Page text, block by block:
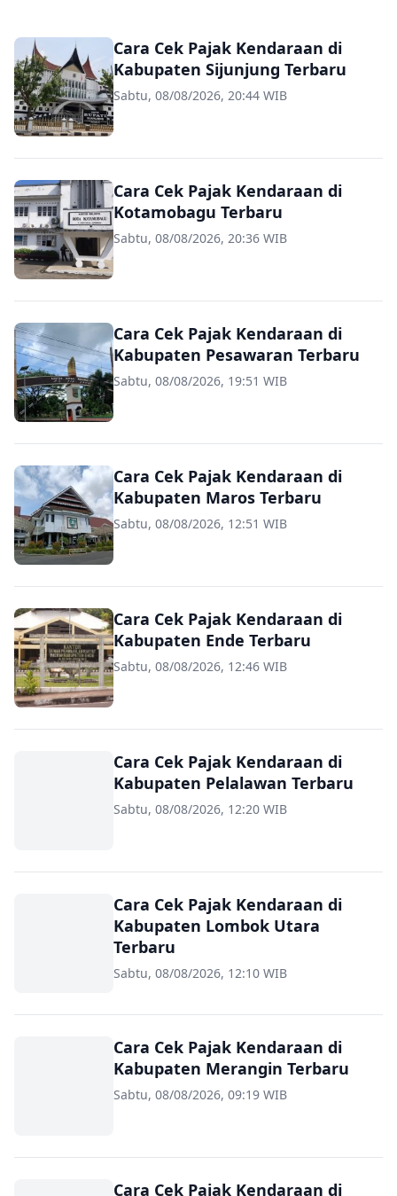
Cara Cek Pajak Kendaraan di
Kabupaten Sijunjung Terbaru
Sabtu, 08/08/2026, 20:44 WIB
Cara Cek Pajak Kendaraan di
Kotamobagu Terbaru
Sabtu, 08/08/2026, 20:36 WIB
Cara Cek Pajak Kendaraan di
Kabupaten Pesawaran Terbaru
Sabtu, 08/08/2026, 19:51 WIB
Cara Cek Pajak Kendaraan di
Kabupaten Maros Terbaru
Sabtu, 08/08/2026, 12:51 WIB
Cara Cek Pajak Kendaraan di
Kabupaten Ende Terbaru
Sabtu, 08/08/2026, 12:46 WIB
Cara Cek Pajak Kendaraan di
Kabupaten Pelalawan Terbaru
Sabtu, 08/08/2026, 12:20 WIB
Cara Cek Pajak Kendaraan di
Kabupaten Lombok Utara
Terbaru
Sabtu, 08/08/2026, 12:10 WIB
Cara Cek Pajak Kendaraan di
Kabupaten Merangin Terbaru
Sabtu, 08/08/2026, 09:19 WIB
Cara Cek Pajak Kendaraan di